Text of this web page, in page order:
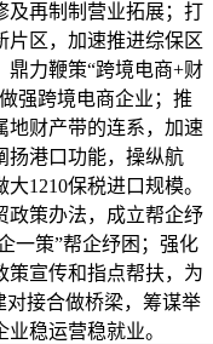
及再制制营业拓展；打
片区，加速推进综保区
鼎力鞭策“跨境电商+财
强跨境电商企业；推
地财产带的连系，加速
扬港口功能，操纵航
1210保税进口规模。
政策办法，成立帮企纾
一策”帮企纾困；强化
策宣传和指点帮扶，为
对接合做桥梁，筹谋举
稳运营稳就业。